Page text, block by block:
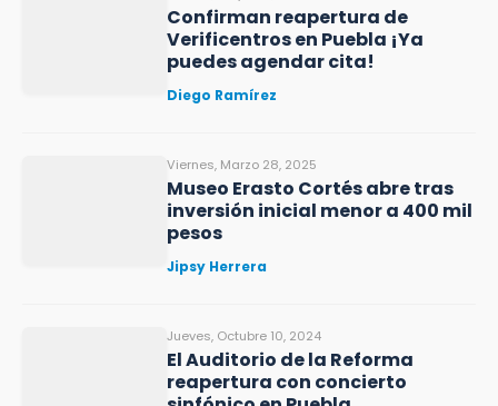
Confirman reapertura de
Verificentros en Puebla ¡Ya
puedes agendar cita!
Diego Ramírez
Viernes, Marzo 28, 2025
Museo Erasto Cortés abre tras
inversión inicial menor a 400 mil
pesos
Jipsy Herrera
Jueves, Octubre 10, 2024
El Auditorio de la Reforma
reapertura con concierto